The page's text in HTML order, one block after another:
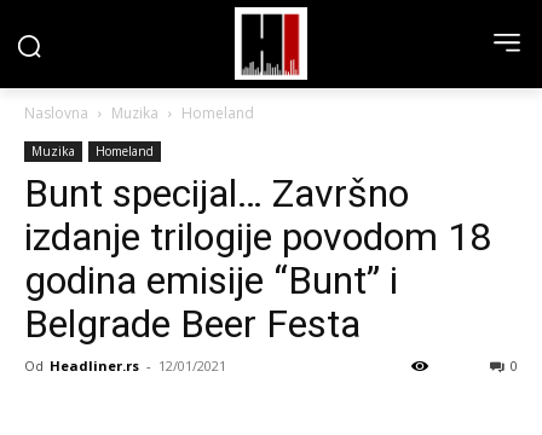
Naslovna Muzika Homeland
Muzika Homeland
Bunt specijal… Završno
izdanje trilogije povodom 18
godina emisije “Bunt” i
Belgrade Beer Festa
Od Headliner.rs - 12/01/2021 0